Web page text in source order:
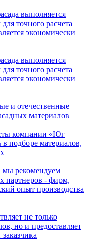
выполняется
точного расчета
экономически
выполняется
точного расчета
экономически
и отечественные
материалов
компании «Юг
подборе материалов,
мы рекомендуем
партнеров - фирм,
опыт производства
не только
но и предоставляет